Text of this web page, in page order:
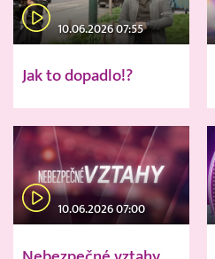
10.06.2026 07:55
Jak to dopadlo!?
10.06.2026 07:00